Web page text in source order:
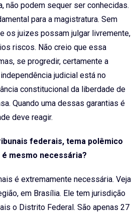
não podem sequer ser conhecidas.
para a magistratura. Sem
os juizes possam julgar livremente,
riscos. Não creio que essa
se progredir, certamente a
judicial está no
constitucional da liberdade de
Quando uma dessas garantias é
deve reagir.
federais, tema polêmico
mesmo necessária?
é extremamente necessária. Veja
em Brasília. Ele tem jurisdição
o Distrito Federal. São apenas 27